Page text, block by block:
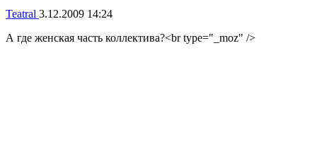
Teatral 3.12.2009 14:24
А где женская часть коллектива?<br type="_moz" />